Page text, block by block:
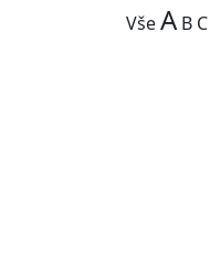
VšeA B C